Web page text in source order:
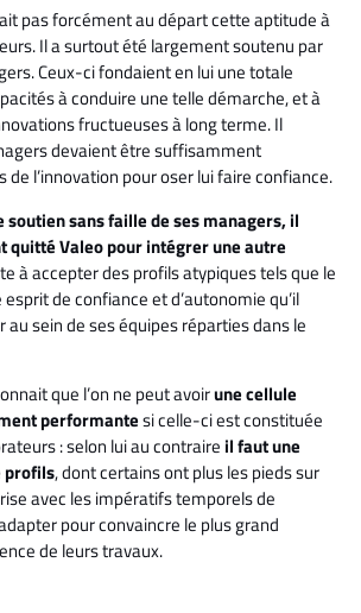
pas forcément au départ cette aptitude à
Il a surtout été largement soutenu par
Ceux-ci fondaient en lui une totale
à conduire une telle démarche, et à
fructueuses à long terme. Il
devaient être suffisamment
de l’innovation pour oser lui faire confiance.
soutien sans faille de ses managers, il
quitté Valeo pour intégrer une autre
à accepter des profils atypiques tels que le
esprit de confiance et d’autonomie qu’il
sein de ses équipes réparties dans le
que l’on ne peut avoirune cellule
performantesi celle-ci est constituée
: selon lui au contraire il faut une
profils, dont certains ont plus les pieds sur
avec les impératifs temporels de
pour convaincre le plus grand
de leurs travaux.